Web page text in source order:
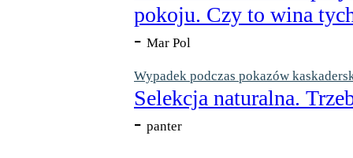
pokoju. Czy to wina
- Mar Pol
Wypadek podczas pokazów
Selekcja naturalna.
- panter